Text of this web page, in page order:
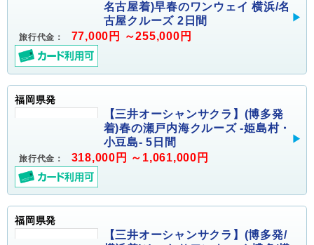
名古屋着)早春のワンウェイ 横浜/名
古屋クルーズ 2日間
旅行代金： 77,000円 ～255,000円
福岡県発
【三井オーシャンサクラ】(博多発
着)春の瀬戸内海クルーズ -姫島村・
小豆島- 5日間
旅行代金： 318,000円 ～1,061,000円
福岡県発
【三井オーシャンサクラ】(博多発/